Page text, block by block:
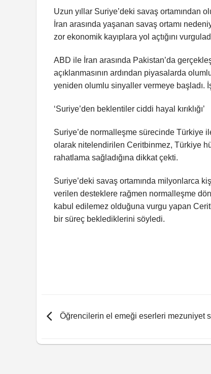
Uzun yıllar Suriye’deki savaş ortamından
İran arasında yaşanan savaş ortamı
zor ekonomik kayıplara yol açtığını
ABD ile İran arasında Pakistan’da
açıklanmasının ardından piyasalarda
yeniden olumlu sinyaller vermeye başladı.
‘Suriye’den beklentiler ciddi hayal kırıklığı’
Suriye’de normalleşme sürecinde Türkiye
olarak nitelendirilen Ceritbinmez, Türkiye
rahatlama sağladığına dikkat çekti.
Suriye’deki savaş ortamında milyonlarca
verilen desteklere rağmen normalleşme
kabul edilemez olduğuna vurgu yapan
bir süreç beklediklerini söyledi.
Öğrencilerin el emeği eserleri mezuniyet